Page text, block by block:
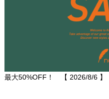
最大50%OFF！ 【 2026/8/6】